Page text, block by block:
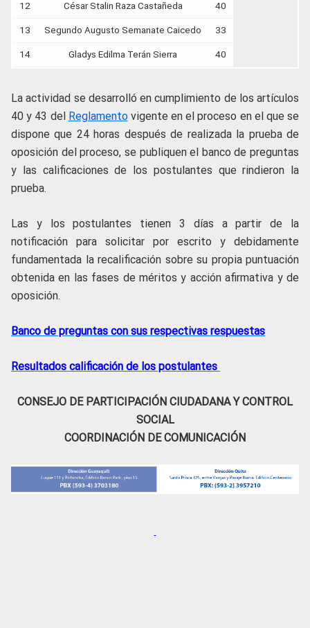
12 César Stalin Raza Castañeda 40
13 Segundo Augusto Semanate Caicedo 33
14 Gladys Edilma Terán Sierra 40
La actividad se desarrolló en cumplimiento de los artículos
40 y 43 del
Reglamentovigente en el proceso en el que se
dispone que 24 horas después de realizada la prueba de
oposición del proceso, se publiquen el banco de preguntas
y las calificaciones de los postulantes que rindieron la
prueba.
Las y los postulantes tienen 3 días a partir de la
notificación para solicitar por escrito y debidamente
fundamentada la recalificación sobre su propia puntuación
obtenida en las fases de méritos y acción afirmativa y de
oposición.
Banco de preguntas con sus respectivas respuestas
Resultados calificación de los postulantes
CONSEJO DE PARTICIPACIÓN CIUDADANA Y CONTROL
SOCIAL
COORDINACIÓN DE COMUNICACIÓN